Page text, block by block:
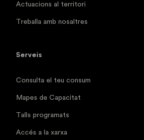
Actuacions al territori
Treballa amb nosaltres
Serveis
Consulta el teu consum
Mapes de Capacitat
Talls programats
Accés a la xarxa